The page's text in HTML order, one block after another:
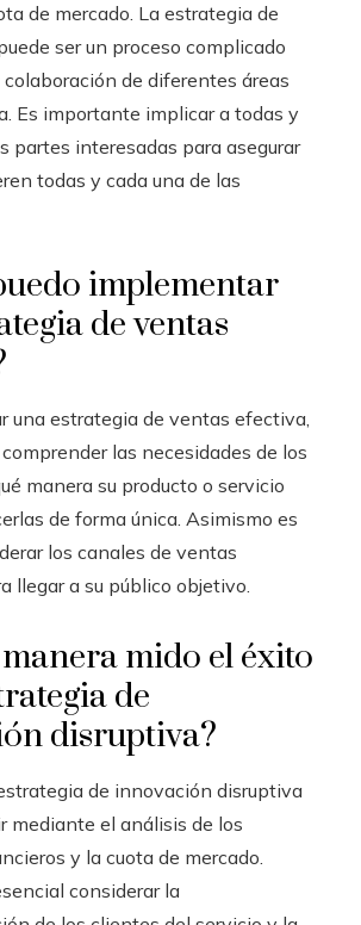
de mercado. La estrategia de
ser un proceso complicado
colaboración de diferentes áreas
Es importante implicar a todas y
partes interesadas para asegurar
todas y cada una de las
implementar
de ventas
una estrategia de ventas efectiva,
las necesidades de los
manera su producto o servicio
de forma única. Asimismo es
los canales de ventas
llegar a su público objetivo.
mido el éxito
de
disruptiva?
de innovación disruptiva
mediante el análisis de los
y la cuota de mercado.
considerar la